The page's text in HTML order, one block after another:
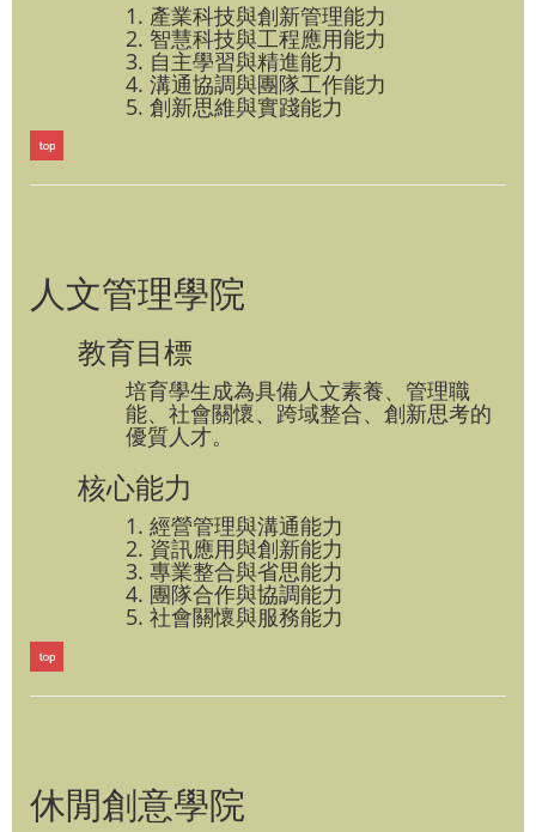
1. 產業科技與創新管理能力
2. 智慧科技與工程應用能力
3. 自主學習與精進能力
4. 溝通協調與團隊工作能力
5. 創新思維與實踐能力
人文管理學院
教育目標
培育學生成為具備人文素養、管理職
能、社會關懷、跨域整合、創新思考的
優質人才。
核心能力
1. 經營管理與溝通能力
2. 資訊應用與創新能力
3. 專業整合與省思能力
4. 團隊合作與協調能力
5. 社會關懷與服務能力
休閒創意學院